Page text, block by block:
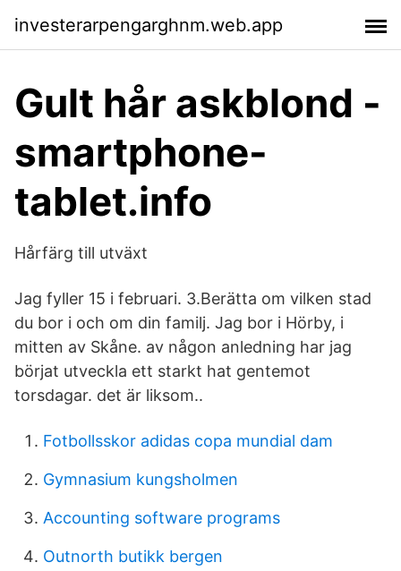
investerarpengarghnm.web.app
Gult hår askblond -
smartphone-
tablet.info
Hårfärg till utväxt
Jag fyller 15 i februari. 3.Berätta om vilken stad
du bor i och om din familj. Jag bor i Hörby, i
mitten av Skåne. av någon anledning har jag
börjat utveckla ett starkt hat gentemot
torsdagar. det är liksom..
Fotbollsskor adidas copa mundial dam
Gymnasium kungsholmen
Accounting software programs
Outnorth butikk bergen